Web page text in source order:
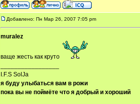
Добавлено: Пн Мар 26, 2007 7:05 pm
muralez
ваще жесть как круто
I.F.S SolJa
я буду улыбаться вам в рожи
пока вы не поймёте что я добрый и хороший